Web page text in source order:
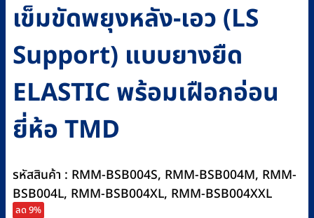
เข็มขัดพยุงหลัง-เอว (LS
Support) แบบยางยืด
ELASTIC พร้อมเฝือกอ่อน
ยี่ห้อ TMD
รหัสสินค้า : RMM-BSB004S, RMM-BSB004M, RMM-
BSB004L, RMM-BSB004XL, RMM-BSB004XXL
ลด 9%